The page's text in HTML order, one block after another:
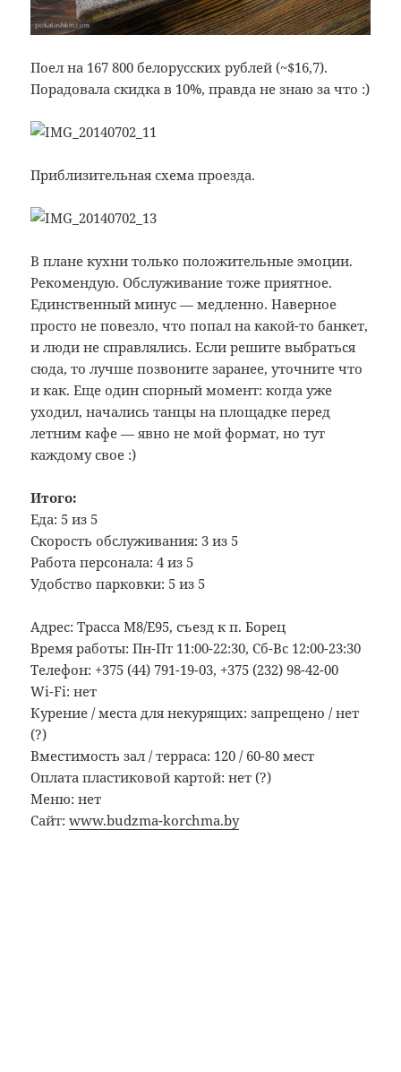
Поел на 167 800 белорусских рублей (~$16,7).
Порадовала скидка в 10%, правда не знаю за что :)
Приблизительная схема проезда.
В плане кухни только положительные эмоции.
Рекомендую. Обслуживание тоже приятное.
Единственный минус — медленно. Наверное
просто не повезло, что попал на какой-то банкет,
и люди не справлялись. Если решите выбраться
сюда, то лучше позвоните заранее, уточните что
и как. Еще один спорный момент: когда уже
уходил, начались танцы на площадке перед
летним кафе — явно не мой формат, но тут
каждому свое :)
Итого:
Еда: 5 из 5
Скорость обслуживания: 3 из 5
Работа персонала: 4 из 5
Удобство парковки: 5 из 5
Адрес: Трасса M8/E95, съезд к п. Борец
Время работы: Пн-Пт 11:00-22:30, Сб-Вс 12:00-23:30
Телефон: +375 (44) 791-19-03, +375 (232) 98-42-00
Wi-Fi: нет
Курение / места для некурящих: запрещено / нет
(?)
Вместимость зал / терраса: 120 / 60-80 мест
Оплата пластиковой картой: нет (?)
Меню: нет
Сайт:www.budzma-korchma.by